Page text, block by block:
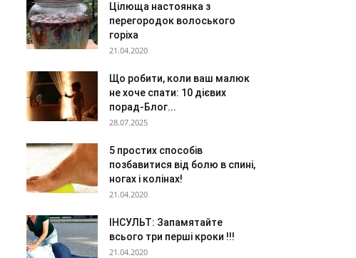
Цілюща настоянка з
перегородок волоського
горіха
21.04.2020
Що робити, коли ваш малюк
не хоче спати: 10 дієвих
порад-Блог...
28.07.2025
5 простих способів
позбавитися від болю в спині,
ногах і колінах!
21.04.2020
ІНСУЛЬТ: Запамятайте
всього три перші кроки !!!
21.04.2020